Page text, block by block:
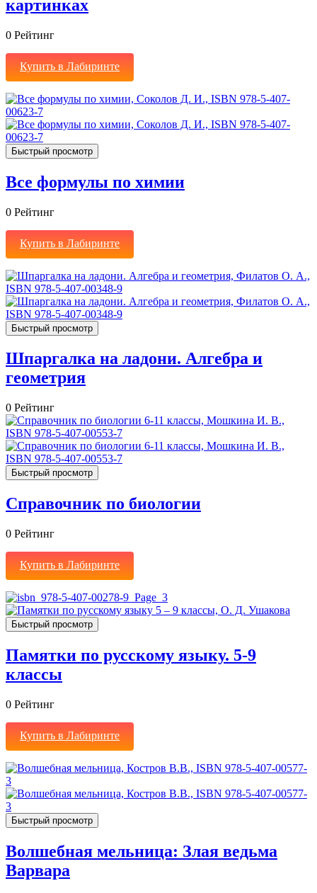
картинках
0 Рейтинг
Купить в Лабиринте
Быстрый просмотр
Все формулы по химии
0 Рейтинг
Купить в Лабиринте
Быстрый просмотр
Шпаргалка на ладони. Алгебра и
геометрия
0 Рейтинг
Быстрый просмотр
Справочник по биологии
0 Рейтинг
Купить в Лабиринте
Быстрый просмотр
Памятки по русскому языку. 5-9
классы
0 Рейтинг
Купить в Лабиринте
Быстрый просмотр
Волшебная мельница: Злая ведьма
Варвара